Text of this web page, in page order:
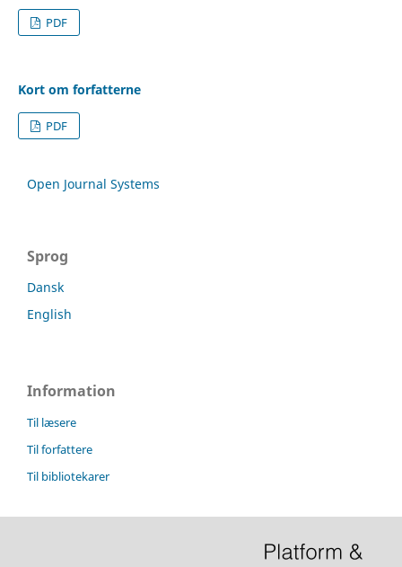
PDF
Kort om forfatterne
PDF
Open Journal Systems
Sprog
Dansk
English
Information
Til læsere
Til forfattere
Til bibliotekarer